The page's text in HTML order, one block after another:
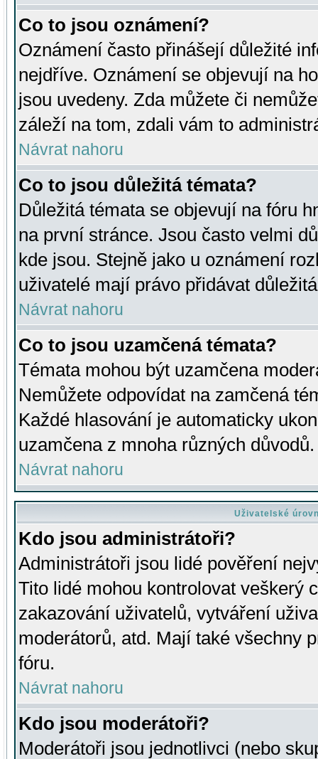
Co to jsou oznámení?
Oznámení často přinášejí důležité
nejdříve. Oznámení se objevují na
jsou uvedeny. Zda můžete či
záleží na tom, zdali vám to
Návrat nahoru
Co to jsou důležitá témata?
Důležitá témata se objevují na fóru
na první stránce. Jsou často velmi
kde jsou. Stejně jako u oznámení
uživatelé mají právo přidávat
Návrat nahoru
Co to jsou uzamčená témata?
Témata mohou být uzamčena
Nemůžete odpovídat na zamčená
Každé hlasování je automaticky
uzamčena z mnoha různých důvodů.
Návrat nahoru
Uživatelské
Kdo jsou administrátoři?
Administrátoři jsou lidé pověření
Tito lidé mohou kontrolovat veškerý
zakazování uživatelů, vytváření
moderátorů, atd. Mají také všechny
fóru.
Návrat nahoru
Kdo jsou moderátoři?
Moderátoři jsou jednotlivci (nebo